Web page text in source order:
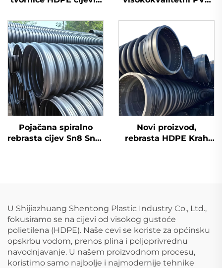
zavarivanje koljena
plastični križni spojnik
UPVC cjevovodna
armatura 3D
četverosmjerna
Pojačana spiralno
rebrasta cijev Sn8 Sn10
Novi proizvod,
rebrasta HDPE Krah
U Shijiazhuang Shentong Plastic Industry Co., Ltd.,
fokusiramo se na cijevi od visokog gustoće
polietilena (HDPE). Naše cevi se koriste za općinsku
opskrbu vodom, prenos plina i poljoprivrednu
navodnjavanje. U našem proizvodnom procesu,
koristimo samo najbolje i najmodernije tehnike